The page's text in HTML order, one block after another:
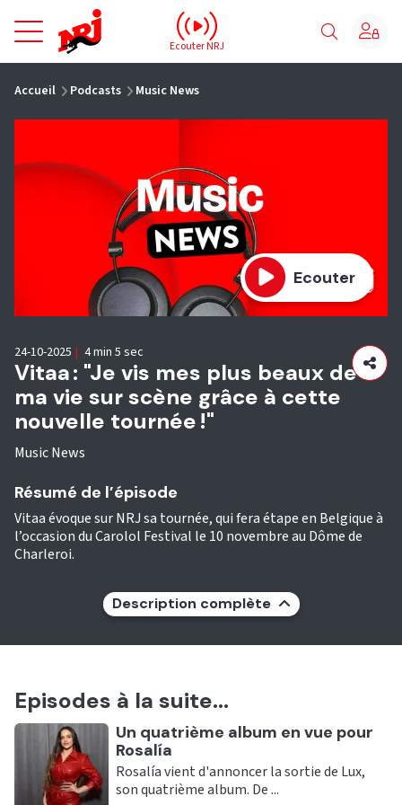
NRJ - Accueil
Ecouter NRJ
Accueil Podcasts Music News
Ecouter
Vitaa : "Je vis mes plus beaux de
ma vie sur scène grâce à cette
nouvelle tournée !"
Music News
24-10-2025 | 4 min 5 sec
Résumé de l’épisode
Vitaa évoque sur NRJ sa tournée, qui fera étape en Belgique à
l’occasion du Carolol Festival le 10 novembre au Dôme de
Charleroi.
Description complète
Episodes à la suite...
Ecouter
Un quatrième album en vue pour
Rosalía
Rosalía vient d'annoncer la sortie de Lux,
son quatrième album. De ...